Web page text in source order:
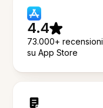
4.4
73.000+ recensioni
su App Store